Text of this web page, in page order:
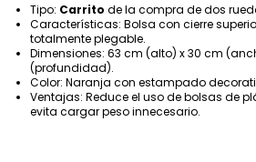
Tipo: Carrito de la compra de dos
Características: Bolsa con cierre
totalmente plegable.
Dimensiones: 63 cm (alto) x 30 cm
(profundidad).
Color: Naranja con estampado
Ventajas: Reduce el uso de bolsas de
evita cargar peso innecesario.